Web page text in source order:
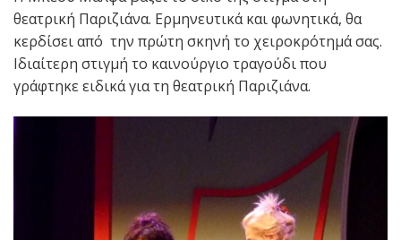
θεατρική Παριζιάνα. Ερμηνευτικά και φωνητικά, θα
κερδίσει από την πρώτη σκηνή το χειροκρότημά σας.
Ιδιαίτερη στιγμή το καινούργιο τραγούδι που
γράφτηκε ειδικά για τη θεατρική Παριζιάνα.